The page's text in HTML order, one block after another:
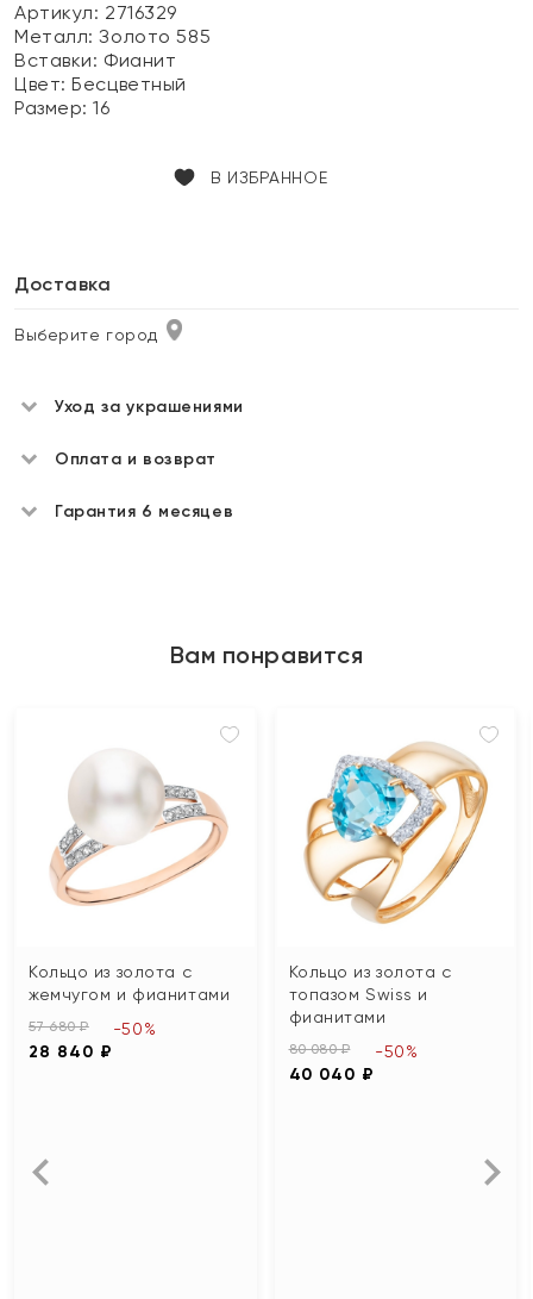
Артикул: 2716329
Металл:Золото 585
Вставки: Фианит
Цвет:Бесцветный
Размер:16
В ИЗБРАННОЕ
Доставка
Выберите город
Уход за украшениями
Оплата и возврат
Гарантия 6 месяцев
Вам понравится
Кольцо из золота с
жемчугом и фианитами
57 680 ₽
28 840 ₽
-50%
Кольцо из золота с
топазом Swiss и
фианитами
80 080 ₽
40 040 ₽
-50%